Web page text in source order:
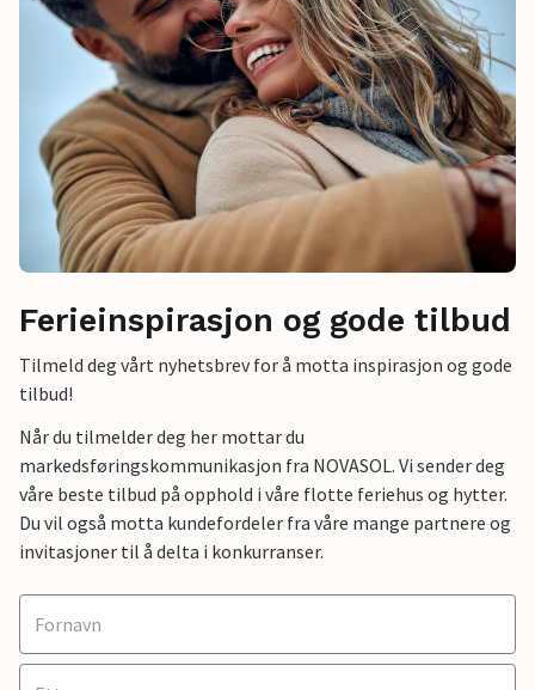
Ferieinspirasjon og gode tilbud
Tilmeld deg vårt nyhetsbrev for å motta inspirasjon og gode
tilbud!
Når du tilmelder deg her mottar du
markedsføringskommunikasjon fra NOVASOL. Vi sender deg
våre beste tilbud på opphold i våre flotte feriehus og hytter.
Du vil også motta kundefordeler fra våre mange partnere og
invitasjoner til å delta i konkurranser.